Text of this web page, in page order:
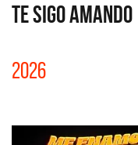
TE SIGO AMANDO
2026